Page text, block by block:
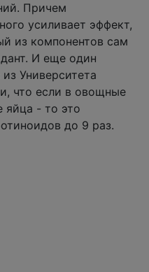
Причем
усиливает эффект,
из компонентов сам
И еще один
Университета
что если в овощные
яйца - то это
до 9 раз.